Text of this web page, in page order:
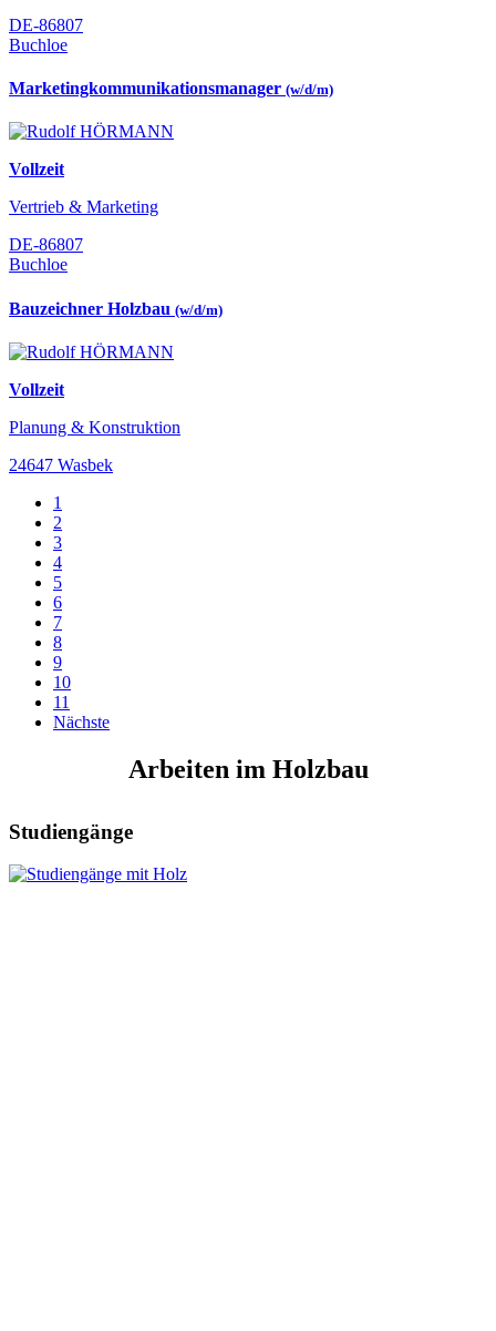
DE-86807
Buchloe
Marketingkommunikationsmanager (w/d/m)
Vollzeit
Vertrieb & Marketing
DE-86807
Buchloe
Bauzeichner Holzbau (w/d/m)
Vollzeit
Planung & Konstruktion
24647 Wasbek
1
2
3
4
5
6
7
8
9
10
11
Nächste
Arbeiten im Holzbau
Studiengänge